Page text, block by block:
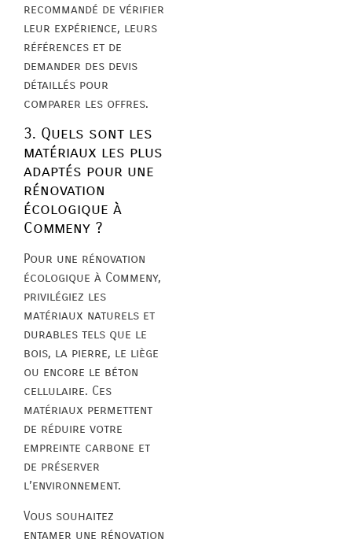
recommandé de vérifier
leur expérience, leurs
références et de
demander des devis
détaillés pour
comparer les offres.
3. Quels sont les
matériaux les plus
adaptés pour une
rénovation
écologique à
Commeny ?
Pour une rénovation
écologique à Commeny,
privilégiez les
matériaux naturels et
durables tels que le
bois, la pierre, le liège
ou encore le béton
cellulaire. Ces
matériaux permettent
de réduire votre
empreinte carbone et
de préserver
l’environnement.
Vous souhaitez
entamer une rénovation